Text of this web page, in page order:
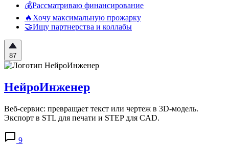
💰Рассматриваю финансирование
🔥Хочу максимальную прожарку
🤝Ищу партнерства и коллабы
87
НейроИнженер
Веб-сервис: превращает текст или чертеж в 3D-модель.
Экспорт в STL для печати и STEP для CAD.
9